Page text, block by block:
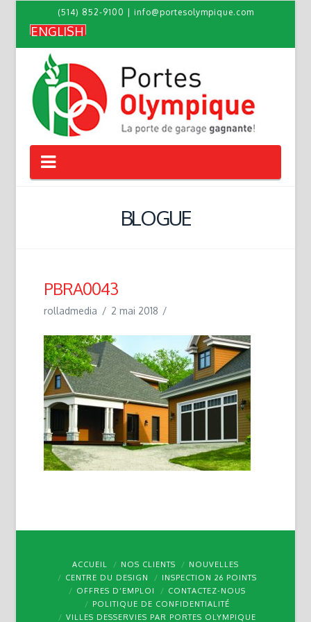
(514) 852-9100 info@portesolympique.com
ENGLISH
Navigation
BLOGUE
PBRA0043
rolladmedia 2 mai 2018
ACCUEIL NOS CLIENTS
NOUVELLES
CENTRE DU DESIGN
INSPECTION 26 POINTS
OFFRES D’EMPLOI
CONTACTEZ-NOUS
POLITIQUE DE CONFIDENTIALITÉ
VILLES DESSERVIES PAR PORTES OLYMPIQUE